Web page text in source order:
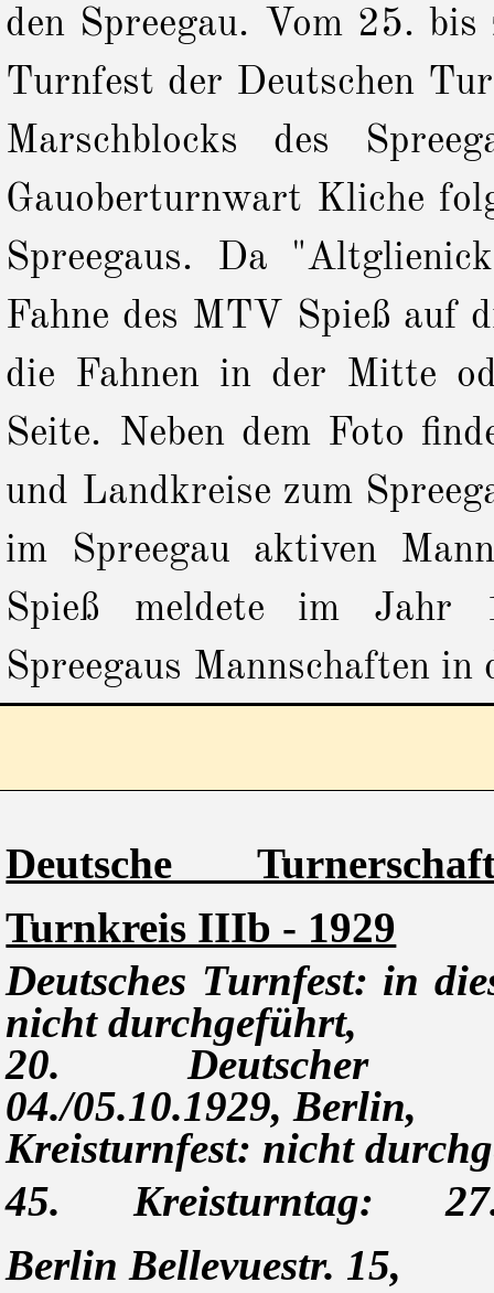
den Spreegau. Vom 25.
Turnfest der Deutschen
Marschblocks des
Gauoberturnwart Kliche
Spreegaus. Da
Fahne des MTV Spieß auf
die Fahnen in der Mitte
Seite. Neben dem Foto
und Landkreise zum
im Spreegau aktiven
Spieß meldete im
Spreegaus Mannschaften in
Deutsche
Turnkreis IIIb - 1929
Deutsches Turnfest: in
nicht durchgeführt,
20. Deutscher
04./05.10.1929, Berlin,
Kreisturnfest: nicht
45. Kreisturntag:
Berlin Bellevuestr. 15,